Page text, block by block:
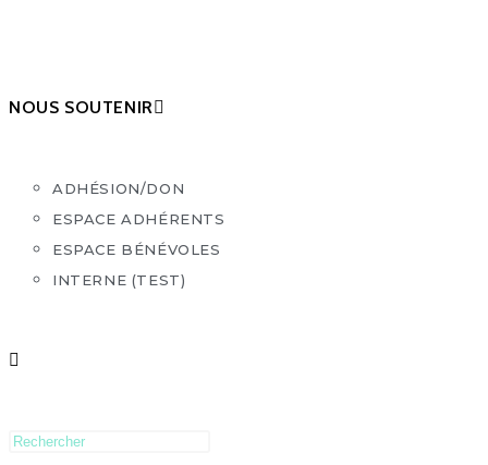
NOUS SOUTENIR
ADHÉSION/DON
ESPACE ADHÉRENTS
ESPACE BÉNÉVOLES
INTERNE (TEST)